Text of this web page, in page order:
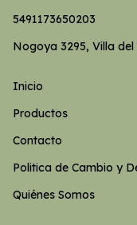
5491173650203
Nogoya 3295, Villa
Inicio
Productos
Contacto
Politica de Cambio y
Quiénes Somos